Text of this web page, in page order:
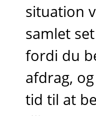
situation
samlet
fordi du
afdrag,
tid til at